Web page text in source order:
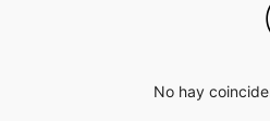
No hay